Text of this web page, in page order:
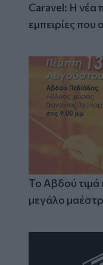
Caravel: Η νέα
εμπειρίες που
Το Αβδού τιμά
μεγάλο